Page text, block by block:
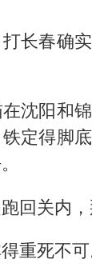
长春确
沈阳和
定得脚
回关内
重死不可